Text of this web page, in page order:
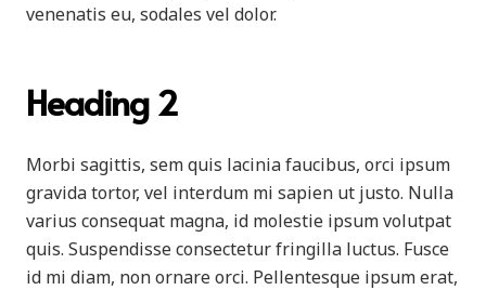
venenatis eu, sodales vel dolor.
Heading 2
Morbi sagittis, sem quis lacinia faucibus, orci ipsum
gravida tortor, vel interdum mi sapien ut justo. Nulla
varius consequat magna, id molestie ipsum volutpat
quis. Suspendisse consectetur fringilla luctus. Fusce
id mi diam, non ornare orci. Pellentesque ipsum erat,